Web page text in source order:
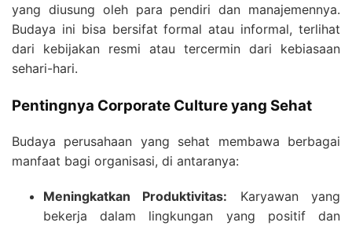
yang diusung oleh para pendiri dan manajemennya.
Budaya ini bisa bersifat formal atau informal, terlihat
dari kebijakan resmi atau tercermin dari kebiasaan
sehari-hari.
Pentingnya Corporate Culture yang Sehat
Budaya perusahaan yang sehat membawa berbagai
manfaat bagi organisasi, di antaranya:
Meningkatkan Produktivitas: Karyawan yang
bekerja dalam lingkungan yang positif dan